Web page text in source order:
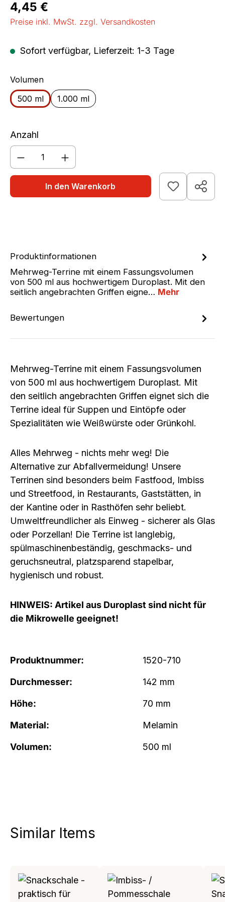
Regulärer Preis:
4,45 €
Preise inkl. MwSt. zzgl. Versandkosten
Sofort verfügbar, Lieferzeit: 1-3 Tage
Volumenauswählen
500 ml
1.000 ml
Anzahl
Produkt Anzahl: Gib den gewünschten
In den Warenkorb
Produktinformationen
Mehrweg-Terrine mit einem Fassungsvolumen
von 500 ml aus hochwertigem Duroplast. Mit den
seitlich angebrachten Griffen eigne… Mehr
Bewertungen
Mehrweg-Terrine mit einem Fassungsvolumen
von 500 ml aus hochwertigem Duroplast. Mit
den seitlich angebrachten Griffen eignet sich die
Terrine ideal für Suppen und Eintöpfe oder
Spezialitäten wie Weißwürste oder Grünkohl.
Alles Mehrweg - nichts mehr weg! Die
Alternative zur Abfallvermeidung! Unsere
Terrinen sind besonders beim Fastfood, Imbiss
und Streetfood, in Restaurants, Gaststätten, in
der Kantine oder in Rasthöfen sehr beliebt.
Umweltfreundlicher als Einweg - sicherer als Glas
oder Porzellan! Die Terrine ist langlebig,
spülmaschinenbeständig, geschmacks- und
geruchsneutral, platzsparend stapelbar,
hygienisch und robust.
HINWEIS: Artikel aus Duroplast sind nicht für
die Mikrowelle geeignet!
Produktnummer: 1520-710
Durchmesser: 142 mm
Höhe: 70 mm
Material: Melamin
Volumen: 500 ml
Produktgalerie überspringen
Similar Items